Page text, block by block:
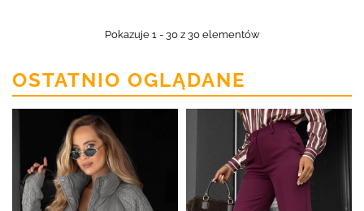
Pokazuje 1 - 30 z 30 elementów
OSTATNIO OGLĄDANE